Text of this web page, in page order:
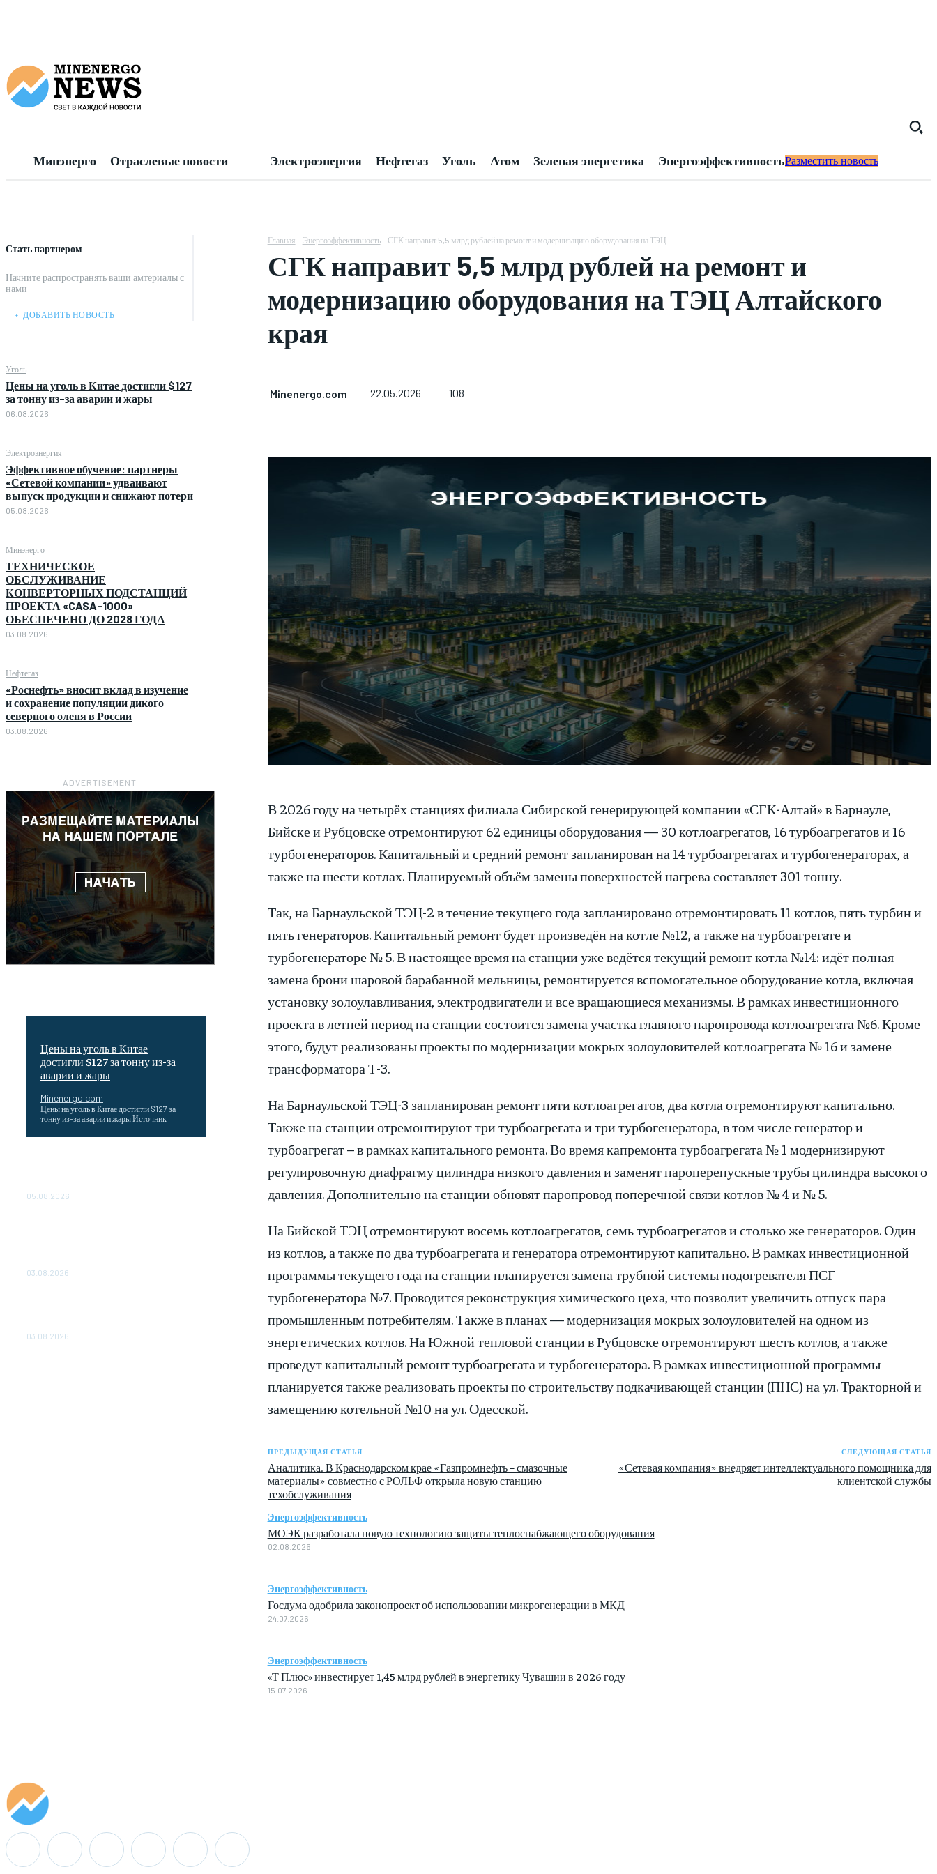
Минэнерго Отраслевые новости Электроэнергия Нефтегаз Уголь Атом Зеленая энергетика ЭнергоэффективностьРазместить новость
Стать партнером
Начните распространять ваши амтериалы с
нами
﹢ ДОБАВИТЬ НОВОСТЬ
Уголь
Цены на уголь в Китае достигли $127
за тонну из-за аварии и жары
06.08.2026
Электроэнергия
Эффективное обучение: партнеры
«Сетевой компании» удваивают
выпуск продукции и снижают потери
05.08.2026
Минэнерго
ТЕХНИЧЕСКОЕ
ОБСЛУЖИВАНИЕ
КОНВЕРТОРНЫХ ПОДСТАНЦИЙ
ПРОЕКТА «CASA-1000»
ОБЕСПЕЧЕНО ДО 2028 ГОДА
03.08.2026
Нефтегаз
«Роснефть» вносит вклад в изучение
и сохранение популяции дикого
северного оленя в России
03.08.2026
― ADVERTISEMENT ―
Цены на уголь в Китае
достигли $127 за тонну из-за
аварии и жары
Minenergo.com
Цены на уголь в Китае достигли $127 за
тонну из-за аварии и жары Источник
05.08.2026
03.08.2026
03.08.2026
Главная Энергоэффективность СГК направит 5,5 млрд рублей на ремонт и модернизацию оборудования на ТЭЦ...
СГК направит 5,5 млрд рублей на ремонт и
модернизацию оборудования на ТЭЦ Алтайского
края
Minenergo.com 22.05.2026 108
В 2026 году на четырёх станциях филиала Сибирской генерирующей компании «СГК-Алтай» в Барнауле,
Бийске и Рубцовске отремонтируют 62 единицы оборудования — 30 котлоагрегатов, 16 турбоагрегатов и 16
турбогенераторов. Капитальный и средний ремонт запланирован на 14 турбоагрегатах и турбогенераторах, а
также на шести котлах. Планируемый объём замены поверхностей нагрева составляет 301 тонну.
Так, на Барнаульской ТЭЦ-2 в течение текущего года запланировано отремонтировать 11 котлов, пять турбин и
пять генераторов. Капитальный ремонт будет произведён на котле №12, а также на турбоагрегате и
турбогенераторе № 5. В настоящее время на станции уже ведётся текущий ремонт котла №14: идёт полная
замена брони шаровой барабанной мельницы, ремонтируется вспомогательное оборудование котла, включая
установку золоулавливания, электродвигатели и все вращающиеся механизмы. В рамках инвестиционного
проекта в летней период на станции состоится замена участка главного паропровода котлоагрегата №6. Кроме
этого, будут реализованы проекты по модернизации мокрых золоуловителей котлоагрегата № 16 и замене
трансформатора Т-3.
На Барнаульской ТЭЦ-3 запланирован ремонт пяти котлоагрегатов, два котла отремонтируют капитально.
Также на станции отремонтируют три турбоагрегата и три турбогенератора, в том числе генератор и
турбоагрегат – в рамках капитального ремонта. Во время капремонта турбоагрегата № 1 модернизируют
регулировочную диафрагму цилиндра низкого давления и заменят пароперепускные трубы цилиндра высокого
давления. Дополнительно на станции обновят паропровод поперечной связи котлов № 4 и № 5.
На Бийской ТЭЦ отремонтируют восемь котлоагрегатов, семь турбоагрегатов и столько же генераторов. Один
из котлов, а также по два турбоагрегата и генератора отремонтируют капитально. В рамках инвестиционной
программы текущего года на станции планируется замена трубной системы подогревателя ПСГ
турбогенератора №7. Проводится реконструкция химического цеха, что позволит увеличить отпуск пара
промышленным потребителям. Также в планах — модернизация мокрых золоуловителей на одном из
энергетических котлов. На Южной тепловой станции в Рубцовске отремонтируют шесть котлов, а также
проведут капитальный ремонт турбоагрегата и турбогенератора. В рамках инвестиционной программы
планируется также реализовать проекты по строительству подкачивающей станции (ПНС) на ул. Тракторной и
замещению котельной №10 на ул. Одесской.
ПРЕДЫДУЩАЯ СТАТЬЯ
Аналитика. В Краснодарском крае «Газпромнефть – смазочные
материалы» совместно с РОЛЬФ открыла новую станцию
техобслуживания
СЛЕДУЮЩАЯ СТАТЬЯ
«Сетевая компания» внедряет интеллектуального помощника для
клиентской службы
Энергоэффективность
МОЭК разработала новую технологию защиты теплоснабжающего оборудования
02.08.2026
Энергоэффективность
Госдума одобрила законопроект об использовании микрогенерации в МКД
24.07.2026
Энергоэффективность
«Т Плюс» инвестирует 1,45 млрд рублей в энергетику Чувашии в 2026 году
15.07.2026